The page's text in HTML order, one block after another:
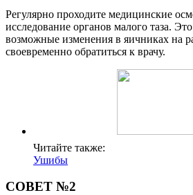
Регулярно проходите медицинские
исследование органов малого таза.
возможные изменения в яичниках на
своевременно обратиться к врачу.
Читайте также:
Ушибы
СОВЕТ №2